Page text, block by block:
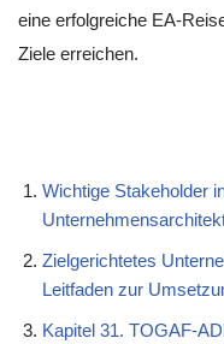
eine erfolgreiche EA-
Ziele erreichen.
Wichtige Stakeholder
Zielgerichtetes
Leitfaden zur
Kapitel 31. TOGAF-